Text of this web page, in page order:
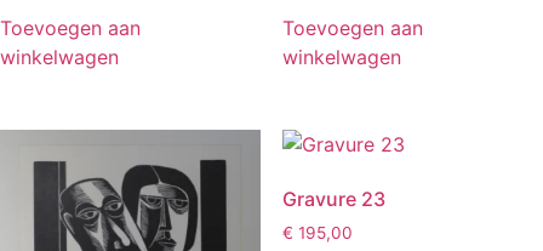
Toevoegen aan
winkelwagen
Toevoegen aan
winkelwagen
Gravure 23
€ 195,00